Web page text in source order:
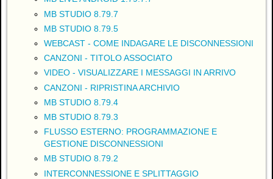
MB STUDIO 8.79.7
MB STUDIO 8.79.5
WEBCAST - COME INDAGARE LE DISCONNESSIONI
CANZONI - TITOLO ASSOCIATO
VIDEO - VISUALIZZARE I MESSAGGI IN ARRIVO
CANZONI - RIPRISTINA ARCHIVIO
MB STUDIO 8.79.4
MB STUDIO 8.79.3
FLUSSO ESTERNO: PROGRAMMAZIONE E
GESTIONE DISCONNESSIONI
MB STUDIO 8.79.2
INTERCONNESSIONE E SPLITTAGGIO